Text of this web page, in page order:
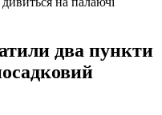
два пункти